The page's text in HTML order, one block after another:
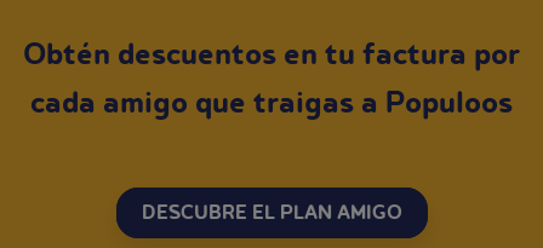
Obtén descuentos en tu factura por
cada amigo que traigas a Populoos
DESCUBRE EL PLAN AMIGO